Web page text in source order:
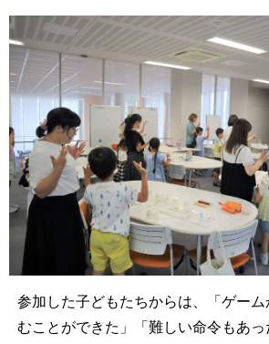
参加した子どもたちからは、「ゲー
むことができた」「難しい命令もあ